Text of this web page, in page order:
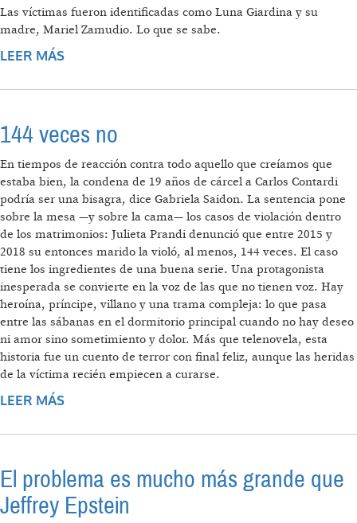
Las víctimas fueron identificadas como Luna Giardina y su
madre, Mariel Zamudio. Lo que se sabe.
LEER MÁS
144 veces no
En tiempos de reacción contra todo aquello que creíamos que
estaba bien, la condena de 19 años de cárcel a Carlos Contardi
podría ser una bisagra, dice Gabriela Saidon. La sentencia pone
sobre la mesa —y sobre la cama— los casos de violación dentro
de los matrimonios: Julieta Prandi denunció que entre 2015 y
2018 su entonces marido la violó, al menos, 144 veces. El caso
tiene los ingredientes de una buena serie. Una protagonista
inesperada se convierte en la voz de las que no tienen voz. Hay
heroína, príncipe, villano y una trama compleja: lo que pasa
entre las sábanas en el dormitorio principal cuando no hay deseo
ni amor sino sometimiento y dolor. Más que telenovela, esta
historia fue un cuento de terror con final feliz, aunque las heridas
de la víctima recién empiecen a curarse.
LEER MÁS
El problema es mucho más grande que
Jeffrey Epstein